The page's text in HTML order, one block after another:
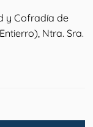
y Cofradía de
Ntra. Sra.